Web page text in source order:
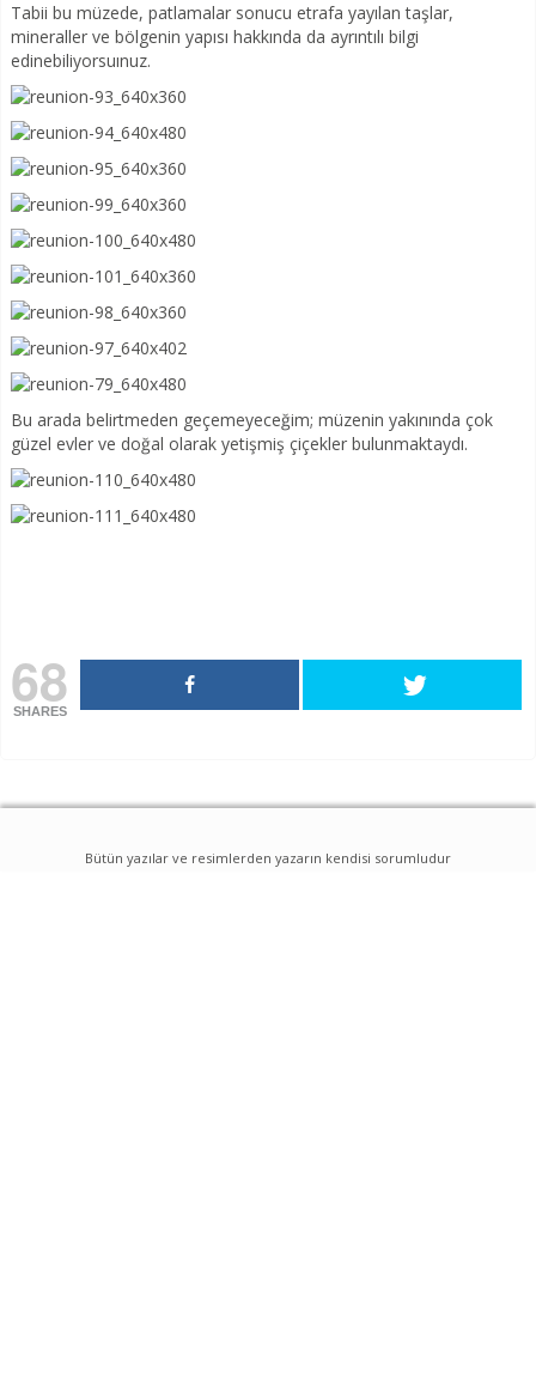
Tabii bu müzede, patlamalar sonucu etrafa yayılan taşlar,
mineraller ve bölgenin yapısı hakkında da ayrıntılı bilgi
edinebiliyorsuınuz.
Bu arada belirtmeden geçemeyeceğim; müzenin yakınında çok
güzel evler ve doğal olarak yetişmiş çiçekler bulunmaktaydı.
68
SHARES
Bütün yazılar ve resimlerden yazarın kendisi sorumludur